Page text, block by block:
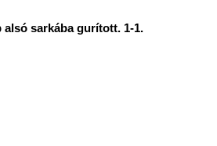
alsó sarkába gurított. 1-1.